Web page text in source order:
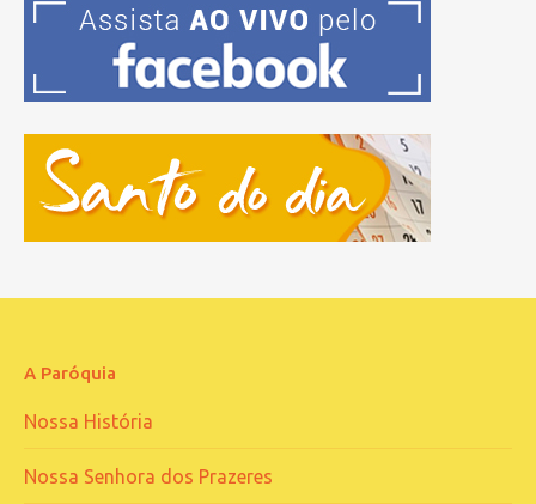
A Paróquia
Nossa História
Nossa Senhora dos Prazeres